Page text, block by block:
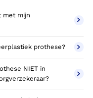
met mijn
prothese?
NIET in